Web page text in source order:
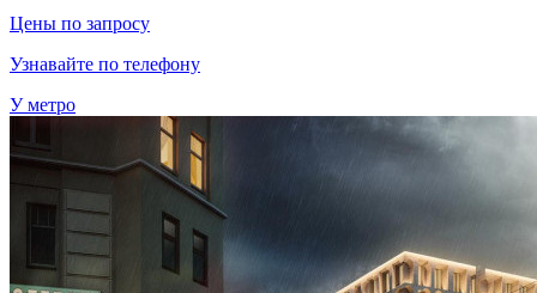
Цены по запросу
Узнавайте по телефону
У метро